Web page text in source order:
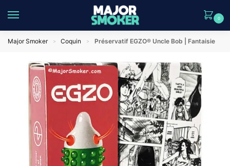
0
Major Smoker > Coquin > Préservatif EGZO® Uncle Bob | Fantaisie